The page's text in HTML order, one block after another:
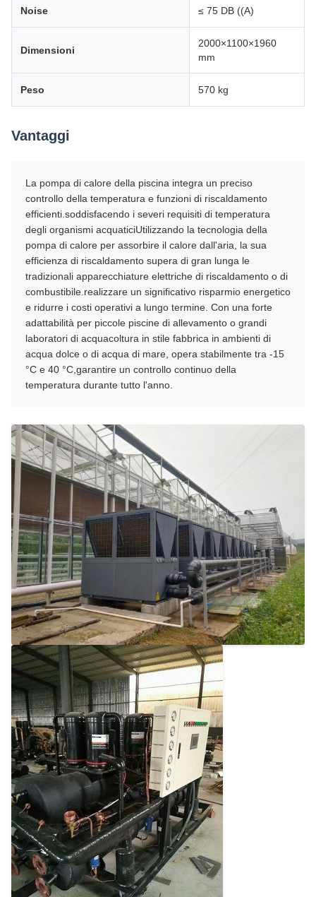
Noise ≤ 75 DB ((A)
Dimensioni
2000×1100×1960
mm
Peso 570 kg
Vantaggi
La pompa di calore della piscina integra un preciso
controllo della temperatura e funzioni di riscaldamento
efficienti.soddisfacendo i severi requisiti di temperatura
degli organismi acquaticiUtilizzando la tecnologia della
pompa di calore per assorbire il calore dall'aria, la sua
efficienza di riscaldamento supera di gran lunga le
tradizionali apparecchiature elettriche di riscaldamento o di
combustibile.realizzare un significativo risparmio energetico
e ridurre i costi operativi a lungo termine. Con una forte
adattabilità per piccole piscine di allevamento o grandi
laboratori di acquacoltura in stile fabbrica in ambienti di
acqua dolce o di acqua di mare, opera stabilmente tra -15
°C e 40 °C,garantire un controllo continuo della
temperatura durante tutto l'anno.